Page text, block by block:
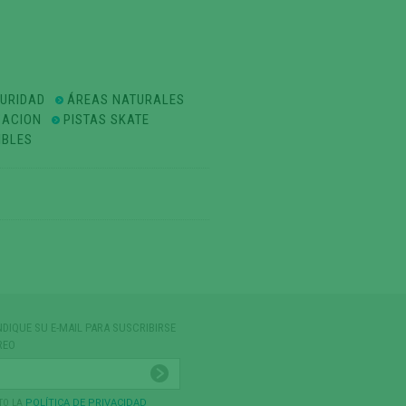
ÁREAS NATURALES
PISTAS SKATE
SU E-MAIL PARA SUSCRIBIRSE
LA POLÍTICA DE PRIVACIDAD